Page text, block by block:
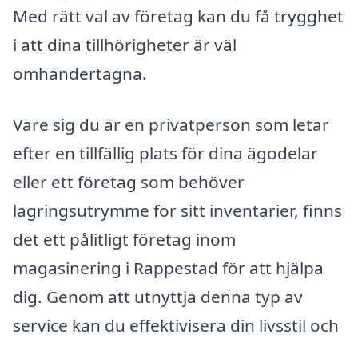
Med rätt val av företag kan du få trygghet
i att dina tillhörigheter är väl
omhändertagna.
Vare sig du är en privatperson som letar
efter en tillfällig plats för dina ägodelar
eller ett företag som behöver
lagringsutrymme för sitt inventarier, finns
det ett pålitligt företag inom
magasinering i Rappestad för att hjälpa
dig. Genom att utnyttja denna typ av
service kan du effektivisera din livsstil och